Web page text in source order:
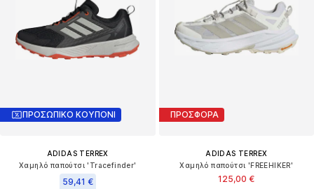
ΠΡΟΣΩΠΙΚΟ ΚΟΥΠΟΝΙ
ADIDAS TERREX
Χαμηλό παπούτσι 'Tracefinder'
59,41 €
ΠΡΟΣΦΟΡΑ
ADIDAS TERREX
Χαμηλό παπούτσι 'FREEHIKER'
125,00 €